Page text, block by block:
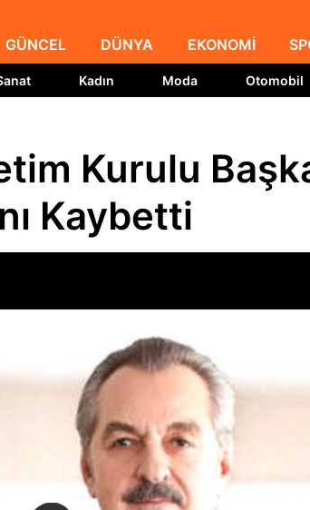
GÜNCEL DÜNYA EKONOMİ
Kadın Moda Otomobil
Kurulu
Kaybetti